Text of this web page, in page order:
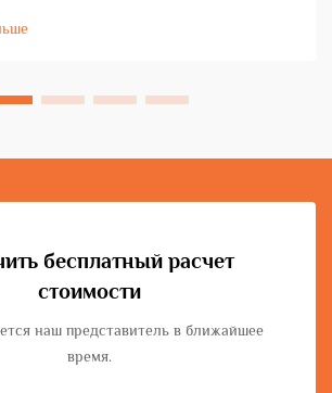
трансформационное достижение в
бесплатный расчет
стоимости
наш представитель в ближайшее
время.